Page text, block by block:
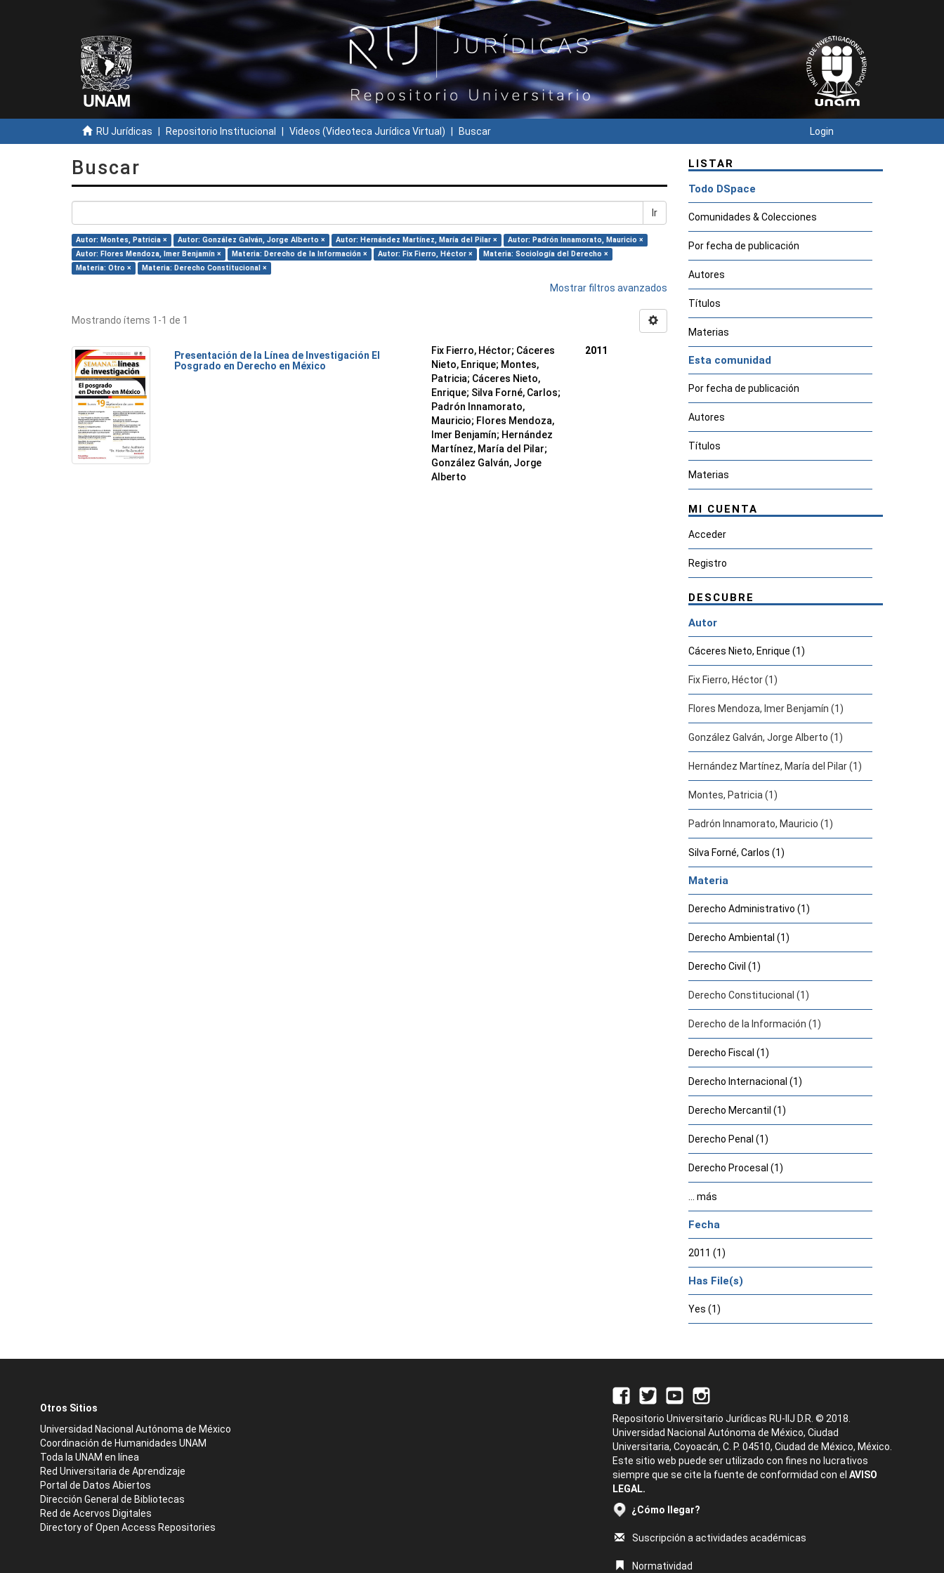
RU Jurídicas Repositorio Institucional Videos (Videoteca Jurídica Virtual) Buscar Login
Buscar
Ir
Autor: Montes, Patricia × Autor: González Galván, Jorge Alberto × Autor: Hernández Martínez, María del Pilar ×
Autor: Padrón Innamorato, Mauricio ×
Autor: Flores Mendoza, Imer Benjamín ×
Materia: Derecho de la Información × Autor: Fix Fierro, Héctor ×
Materia: Sociología del Derecho ×
Materia: Otro ×
Materia: Derecho Constitucional ×
Mostrar filtros avanzados
Mostrando ítems 1-1 de 1
Presentación de la Línea de Investigación El
Posgrado en Derecho en México
Fix Fierro, Héctor; Cáceres
Nieto, Enrique; Montes,
Patricia; Cáceres Nieto,
Enrique; Silva Forné, Carlos;
Padrón Innamorato,
Mauricio; Flores Mendoza,
Imer Benjamín; Hernández
Martínez, María del Pilar;
González Galván, Jorge
Alberto
2011
LISTAR
Todo DSpace
Comunidades & Colecciones
Por fecha de publicación
Autores
Títulos
Materias
Esta comunidad
Por fecha de publicación
Autores
Títulos
Materias
MI CUENTA
Acceder
Registro
DESCUBRE
Autor
Cáceres Nieto, Enrique (1)
Fix Fierro, Héctor (1)
Flores Mendoza, Imer Benjamín (1)
González Galván, Jorge Alberto (1)
Hernández Martínez, María del Pilar (1)
Montes, Patricia (1)
Padrón Innamorato, Mauricio (1)
Silva Forné, Carlos (1)
Materia
Derecho Administrativo (1)
Derecho Ambiental (1)
Derecho Civil (1)
Derecho Constitucional (1)
Derecho de la Información (1)
Derecho Fiscal (1)
Derecho Internacional (1)
Derecho Mercantil (1)
Derecho Penal (1)
Derecho Procesal (1)
... más
Fecha
2011 (1)
Has File(s)
Yes (1)
Otros Sitios
Universidad Nacional Autónoma de México
Coordinación de Humanidades UNAM
Toda la UNAM en línea
Red Universitaria de Aprendizaje
Portal de Datos Abiertos
Dirección General de Bibliotecas
Red de Acervos Digitales
Directory of Open Access Repositories
Repositorio Universitario Jurídicas RU-IIJ D.R. © 2018.
Universidad Nacional Autónoma de México, Ciudad
Universitaria, Coyoacán, C. P. 04510, Ciudad de México, México.
Este sitio web puede ser utilizado con fines no lucrativos
siempre que se cite la fuente de conformidad con el AVISO
LEGAL.
¿Cómo llegar?
Suscripción a actividades académicas
Normatividad